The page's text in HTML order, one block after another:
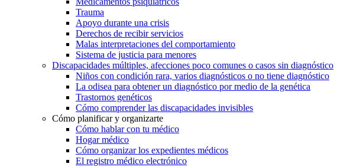
Trauma
Apoyo durante una crisis
Derechos de recibir servicios
Malas interpretaciones del comportamiento
Sistema de justicia para menores
Discapacidades múltiples, afecciones poco comunes o casos sin diagnóstico
Niños con condición rara, varios diagnósticos o no tiene diagnóstico
La odisea para obtener un diagnóstico por medio de la genética
Trastornos genéticos
Cómo comprender las discapacidades invisibles
Cómo planificar y organizarte
Cómo hablar con tu médico
Hogar médico
Cómo organizar los expedientes médicos
El registro médico electrónico